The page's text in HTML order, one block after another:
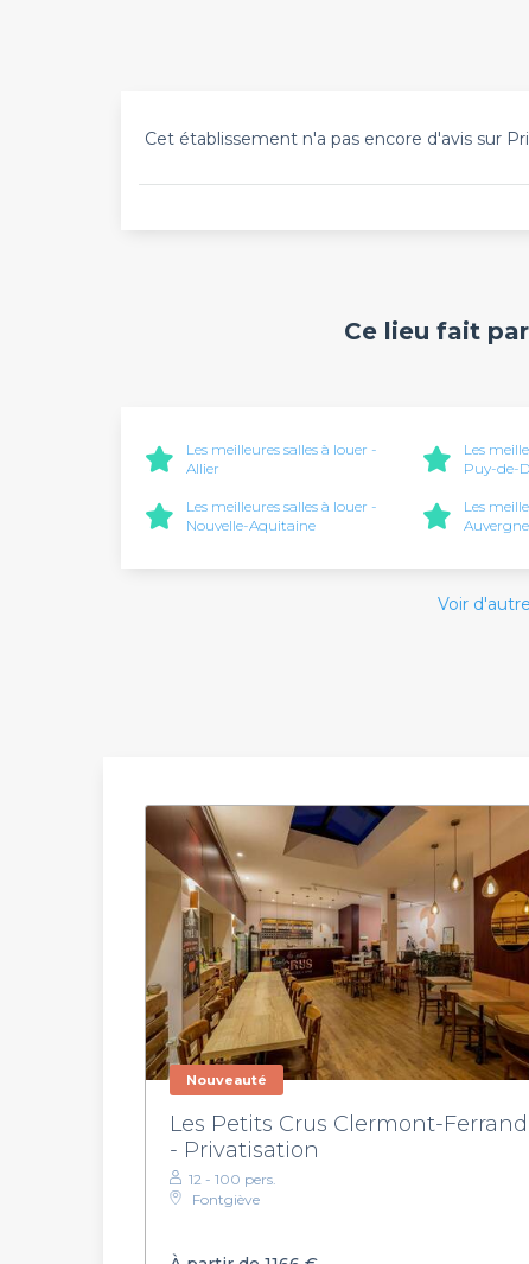
Cet établissement n'a pas encore d'avis sur
Ce lieu fait
Les meilleures salles à louer -
Allier
Les
Puy-de-
Les meilleures salles à louer -
Nouvelle-Aquitaine
Les
Voir
Nouveauté
Les Petits Crus Clermont-Ferrand
- Privatisation
12 - 100 pers.
Fontgiève